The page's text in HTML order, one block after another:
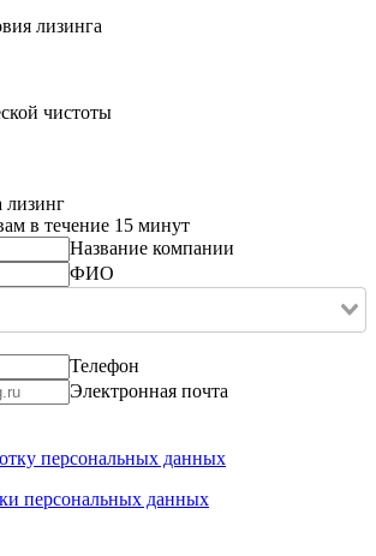
лизинга
чистоты
лизинг
в течение 15 минут
Название компании
ФИО
Телефон
Электронная почта
персональных данных
персональных данных